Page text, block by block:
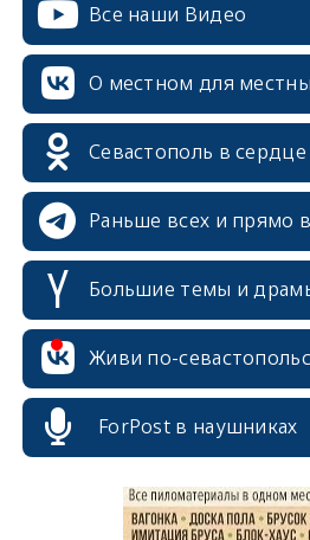
Все наши Видео
О местном для
Севастополь в сердце
Раньше всех и прямо
Большие темы и
Живи по-
ForPost в наушниках